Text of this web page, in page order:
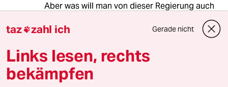
Aber was will man von dieser Regierung auch
und allein damit beschäftigt, die durch den
auch von ihr mit forcierten neoliberalen Irrsinn
ausgelöste Finanzmarkt- und Eurokrise
irgendwie unter Kontrolle zu halten, und das
heißt in ihrem Sinne zu nutzen.
taz zahl ich Gerade nicht
Links lesen, rechts
bekämpfen